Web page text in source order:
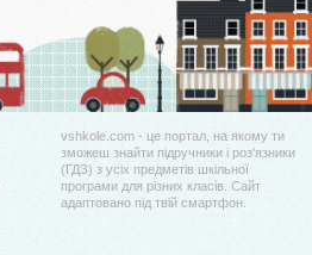
vshkole.com - це портал, на якому ти
зможеш знайти підручники і роз'язники
(ГДЗ) з усіх предметів шкільної
програми для різних класів. Сайт
адаптовано під твій смартфон.